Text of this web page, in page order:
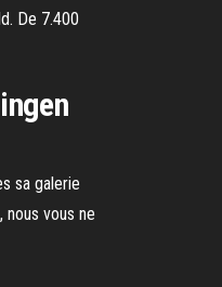
De 7.400
sa galerie
vous ne